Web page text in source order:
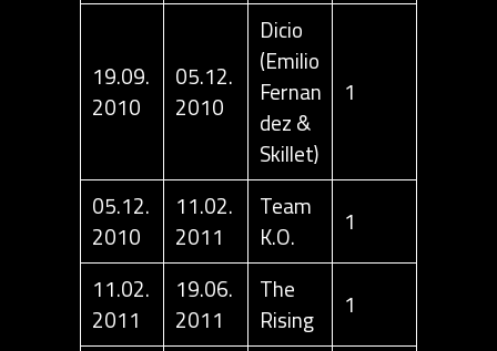
19.09.
2010
05.12.
2010
Dicio
(Emilio
Fernan
dez &
Skillet)
1
05.12.
2010
11.02.
2011
Team
K.O.
1
11.02.
2011
19.06.
2011
The
Rising 1